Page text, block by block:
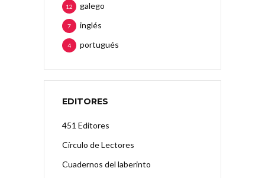
galego
12
inglés
7
portugués
4
EDITORES
451 Editores
Círculo de Lectores
Cuadernos del laberinto